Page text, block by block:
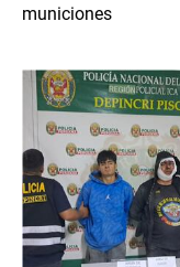
municiones